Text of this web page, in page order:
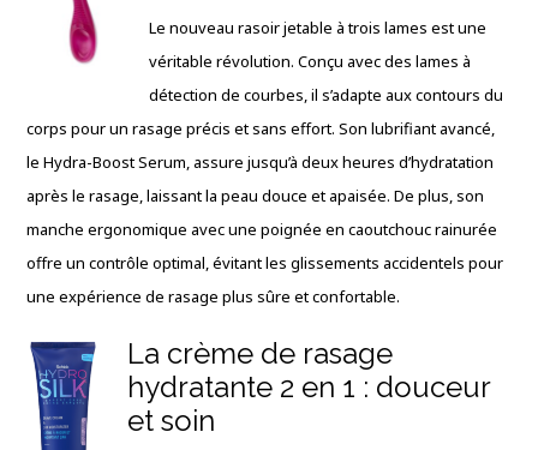
Le nouveau rasoir jetable à trois lames est une
véritable révolution. Conçu avec des lames à
détection de courbes, il s’adapte aux contours du
corps pour un rasage précis et sans effort. Son lubrifiant avancé,
le Hydra-Boost Serum, assure jusqu’à deux heures d’hydratation
après le rasage, laissant la peau douce et apaisée. De plus, son
manche ergonomique avec une poignée en caoutchouc rainurée
offre un contrôle optimal, évitant les glissements accidentels pour
une expérience de rasage plus sûre et confortable.
La crème de rasage
hydratante 2 en 1 : douceur
et soin